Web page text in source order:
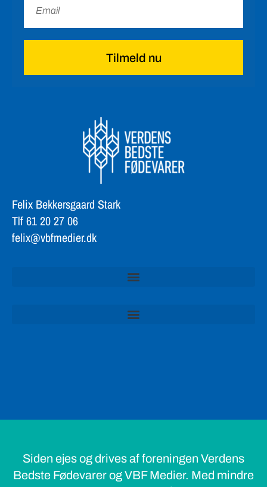
Tilmeld nu
Felix Bekkersgaard Stark
Tlf 61 20 27 06
felix@vbfmedier.dk
Siden ejes og drives af foreningen Verdens
Bedste Fødevarer og VBF Medier. Med mindre